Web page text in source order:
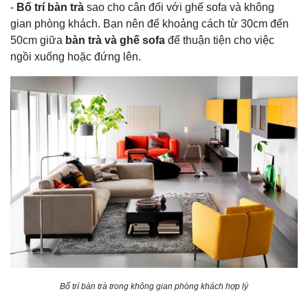
- Bố trí bàn trà sao cho cân đối với ghế sofa và không
gian phòng khách. Bạn nên để khoảng cách từ 30cm đến
50cm giữa bàn trà và ghế sofa để thuận tiện cho việc
ngồi xuống hoặc đứng lên.
Bố trí bàn trà trong không gian phòng khách hợp lý